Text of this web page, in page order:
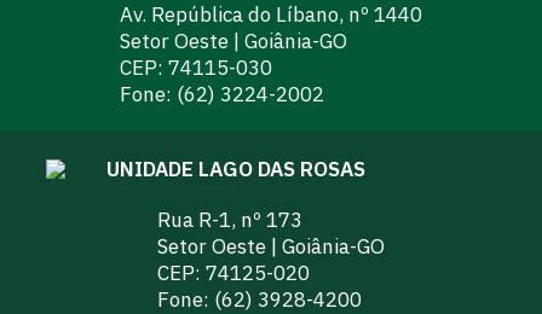
Av. República do Líbano, nº 1440
Setor Oeste | Goiânia-GO
CEP: 74115-030
Fone: (62) 3224-2002
UNIDADE LAGO DAS ROSAS
Rua R-1, nº 173
Setor Oeste | Goiânia-GO
CEP: 74125-020
Fone: (62) 3928-4200